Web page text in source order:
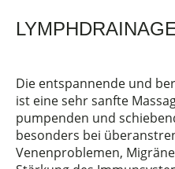
Die entspannende und
ist eine sehr sanfte
pumpenden und
besonders bei
Venenproblemen,